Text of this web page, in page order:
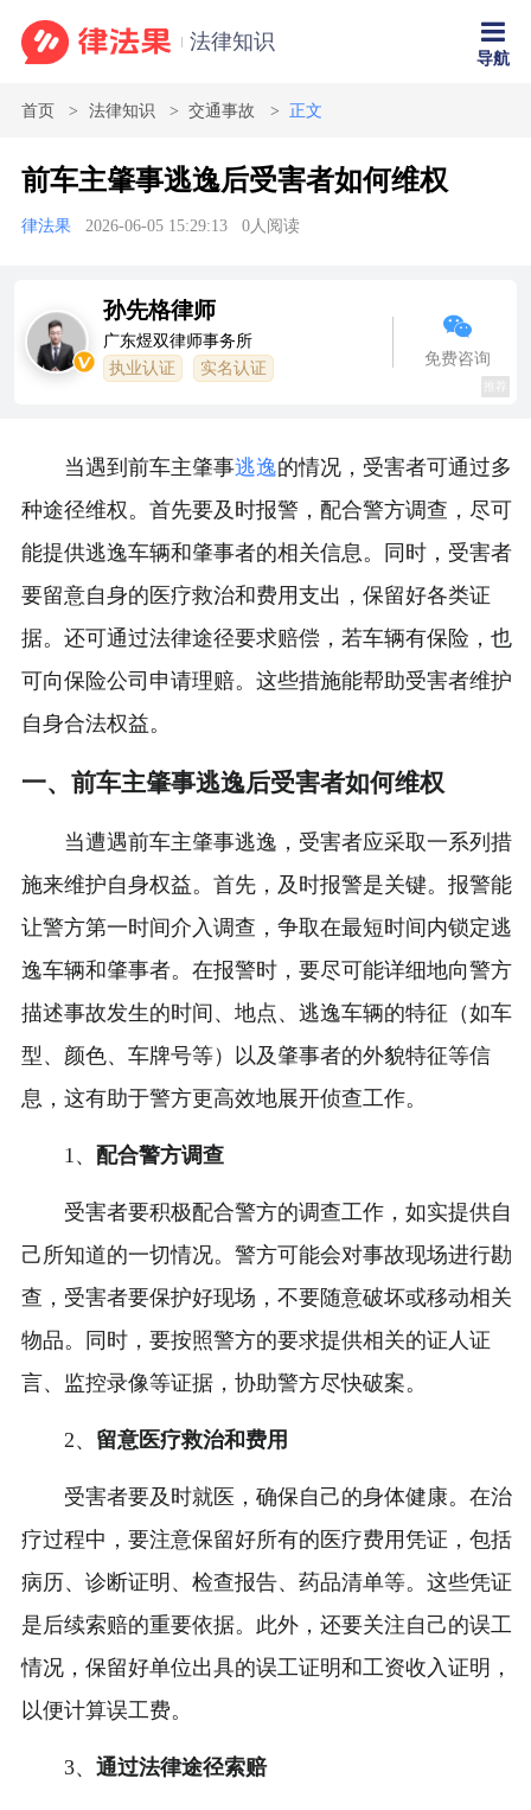
法律知识
导航
首页 法律知识 交通事故 正文
前车主肇事逃逸后受害者如何维权
律法果 2026-06-05 15:29:13 0人阅读
孙先格律师
广东煜双律师事务所
执业认证 实名认证
免费咨询
当遇到前车主肇事逃逸的情况，受害者可通过多
种途径维权。首先要及时报警，配合警方调查，尽可
能提供逃逸车辆和肇事者的相关信息。同时，受害者
要留意自身的医疗救治和费用支出，保留好各类证
据。还可通过法律途径要求赔偿，若车辆有保险，也
可向保险公司申请理赔。这些措施能帮助受害者维护
自身合法权益。
一、前车主肇事逃逸后受害者如何维权
当遭遇前车主肇事逃逸，受害者应采取一系列措
施来维护自身权益。首先，及时报警是关键。报警能
让警方第一时间介入调查，争取在最短时间内锁定逃
逸车辆和肇事者。在报警时，要尽可能详细地向警方
描述事故发生的时间、地点、逃逸车辆的特征（如车
型、颜色、车牌号等）以及肇事者的外貌特征等信
息，这有助于警方更高效地展开侦查工作。
1、 配合警方调查
受害者要积极配合警方的调查工作，如实提供自
己所知道的一切情况。警方可能会对事故现场进行勘
查，受害者要保护好现场，不要随意破坏或移动相关
物品。同时，要按照警方的要求提供相关的证人证
言、监控录像等证据，协助警方尽快破案。
2、 留意医疗救治和费用
受害者要及时就医，确保自己的身体健康。在治
疗过程中，要注意保留好所有的医疗费用凭证，包括
病历、诊断证明、检查报告、药品清单等。这些凭证
是后续索赔的重要依据。此外，还要关注自己的误工
情况，保留好单位出具的误工证明和工资收入证明，
以便计算误工费。
3、 通过法律途径索赔